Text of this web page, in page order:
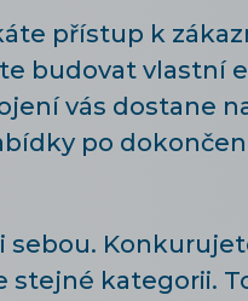
přístup k
budovat vlastní
vás dostane
po
sebou.
kategorii.